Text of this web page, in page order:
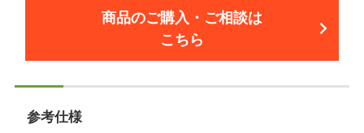
商品のご購入・ご相談は
こちら
参考仕様